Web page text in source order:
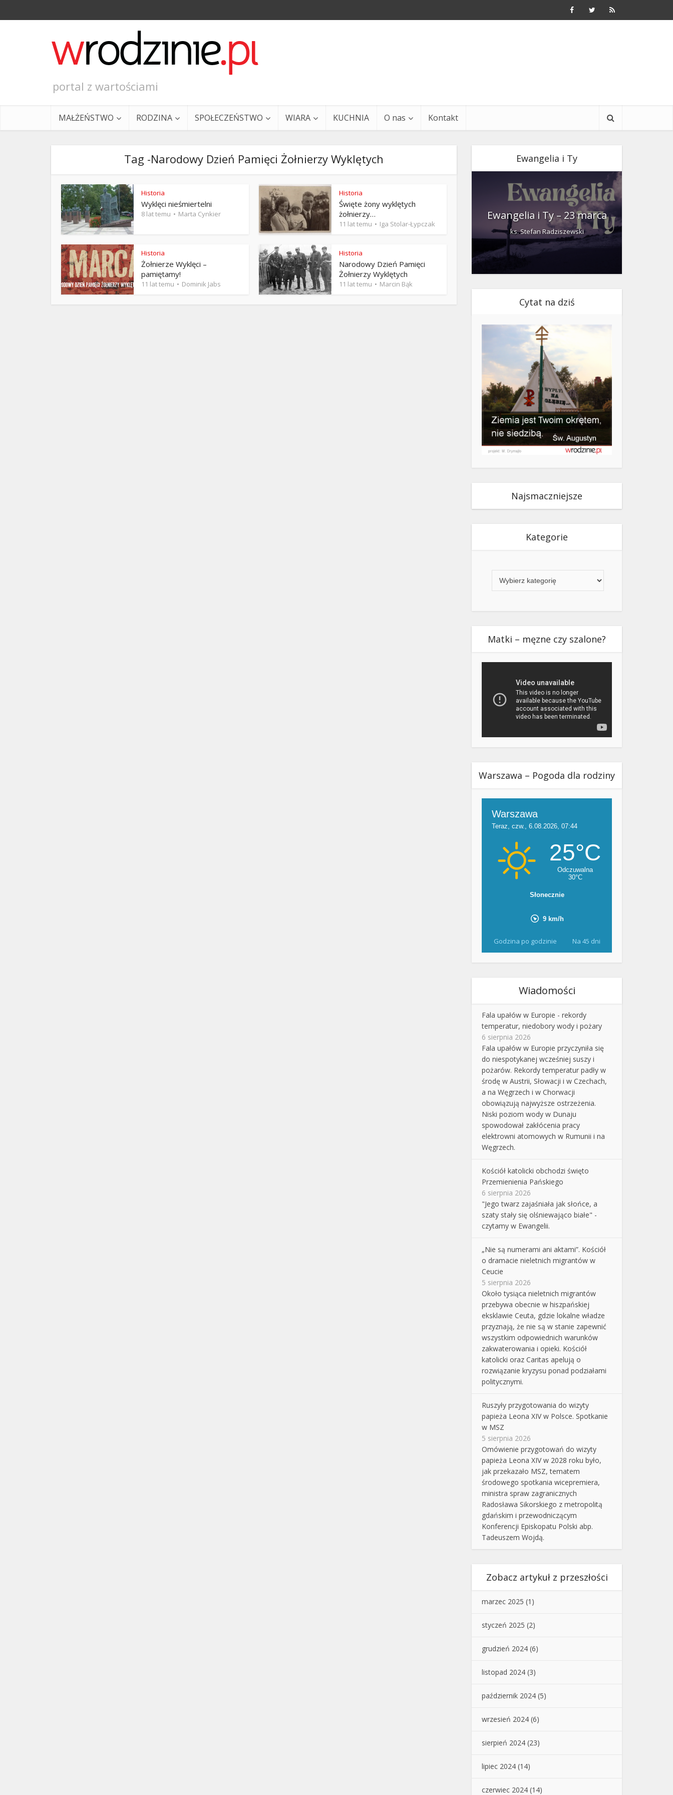
portal z wartościami
MAŁŻEŃSTWO RODZINA SPOŁECZEŃSTWO WIARA KUCHNIA O nas Kontakt
Tag -Narodowy Dzień Pamięci Żołnierzy Wyklętych
Historia
Wyklęci nieśmiertelni
8 lat temu Marta Cynkier
Historia
Święte żony wyklętych
żołnierzy…
11 lat temu Iga Stolar-Łypczak
Historia
Żołnierze Wyklęci –
pamiętamy!
11 lat temu Dominik Jabs
Historia
Narodowy Dzień Pamięci
Żołnierzy Wyklętych
11 lat temu Marcin Bąk
Ewangelia i Ty
Ewangelia i Ty – 29 grudnia
ks. Stefan Radziszewski
Ewangelia i Ty – 27 grudnia Ewangelia i Ty – 23 marca
ks. Stefan Radziszewski
Cytat na dziś
Najsmaczniejsze
Kategorie
Matki – męzne czy szalone?
Warszawa – Pogoda dla rodziny
Godzina po godzinie Na 45 dni
Wiadomości
Fala upałów w Europie - rekordy
temperatur, niedobory wody i pożary
6 sierpnia 2026
Fala upałów w Europie przyczyniła się
do niespotykanej wcześniej suszy i
pożarów. Rekordy temperatur padły w
środę w Austrii, Słowacji i w Czechach,
a na Węgrzech i w Chorwacji
obowiązują najwyższe ostrzeżenia.
Niski poziom wody w Dunaju
spowodował zakłócenia pracy
elektrowni atomowych w Rumunii i na
Węgrzech.
Kościół katolicki obchodzi święto
Przemienienia Pańskiego
6 sierpnia 2026
"Jego twarz zajaśniała jak słońce, a
szaty stały się olśniewająco białe" -
czytamy w Ewangelii.
„Nie są numerami ani aktami”. Kościół
o dramacie nieletnich migrantów w
Ceucie
5 sierpnia 2026
Około tysiąca nieletnich migrantów
przebywa obecnie w hiszpańskiej
eksklawie Ceuta, gdzie lokalne władze
przyznają, że nie są w stanie zapewnić
wszystkim odpowiednich warunków
zakwaterowania i opieki. Kościół
katolicki oraz Caritas apelują o
rozwiązanie kryzysu ponad podziałami
politycznymi.
Ruszyły przygotowania do wizyty
papieża Leona XIV w Polsce. Spotkanie
w MSZ
5 sierpnia 2026
Omówienie przygotowań do wizyty
papieża Leona XIV w 2028 roku było,
jak przekazało MSZ, tematem
środowego spotkania wicepremiera,
ministra spraw zagranicznych
Radosława Sikorskiego z metropolitą
gdańskim i przewodniczącym
Konferencji Episkopatu Polski abp.
Tadeuszem Wojdą.
Zobacz artykuł z przeszłości
marzec 2025 (1)
styczeń 2025 (2)
grudzień 2024 (6)
listopad 2024 (3)
październik 2024 (5)
wrzesień 2024 (6)
sierpień 2024 (23)
lipiec 2024 (14)
czerwiec 2024 (14)